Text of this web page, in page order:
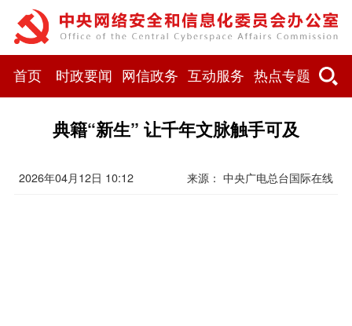
首页 时政要闻 网信政务 互动服务 热点专题
典籍“新生” 让千年文脉触手可及
2026年04月12日 10:12 来源： 中央广电总台国际在线